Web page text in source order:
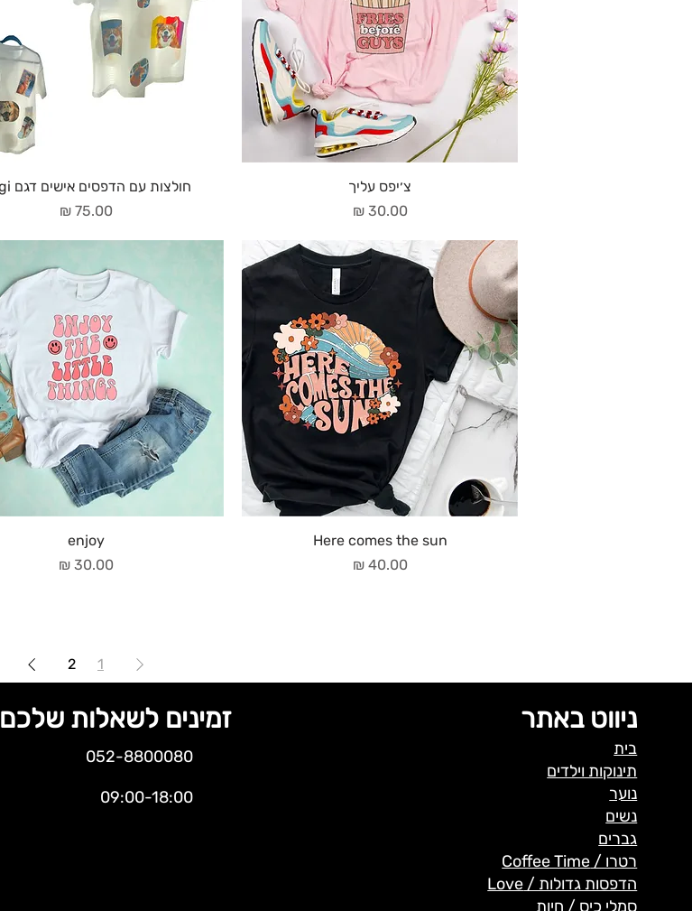
צ׳יפס עליך
מחיר‏30.00 ‏₪
חולצות עם הדפסים אישים דגם dogi
מחיר‏75.00 ‏₪
Here comes the sun
מחיר‏40.00 ‏₪
enjoy
מחיר‏30.00 ‏₪
1
2
זמינים לשאלות שלכם
052-8800080
09:00-18:00
ניווט באתר
בית
תינוקות וילדים
נוער
נשים
גברים
רטרו / Coffee Time
הדפסות גדולות / Love
סמלי כיס / חיות